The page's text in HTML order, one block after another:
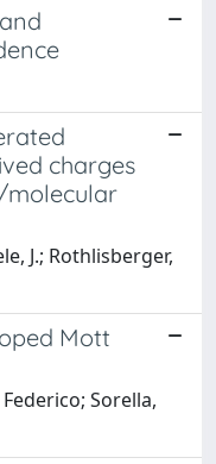
charges
molecular
J.; Rothlisberger,
Mott
Sorella,